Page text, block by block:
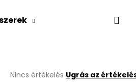
A
Nincs értékelés Ugrás az